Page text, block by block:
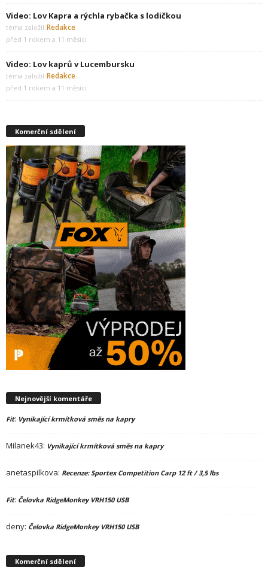
Video: Lov Kapra a rýchla rybačka s lodičkou
téma založil:Redakce
před 1 rokem a 11 měsíci
Video: Lov kaprů v Lucembursku
téma založil:Redakce
před 1 rokem a 11 měsíci
Komerční sdělení
Nejnovější komentáře
Fit: Vynikající krmítková směs na kapry
Milanek43: Vynikající krmítková směs na kapry
anetaspilkova: Recenze: Sportex Competition Carp 12 ft / 3,5 lbs
Fit: Čelovka RidgeMonkey VRH150 USB
deny: Čelovka RidgeMonkey VRH150 USB
Komerční sdělení